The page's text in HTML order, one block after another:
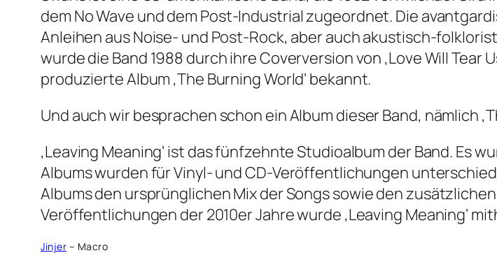
dem No Wave und dem Post-Industrial zugeordnet. Die
Anleihen aus Noise- und Post-Rock, aber auch akustisch-
wurde die Band 1988 durch ihre Coverversion von ‚Love Will Tear
produzierte Album ‚The Burning World‘ bekannt.
Und auch wir besprachen schon ein Album dieser Band, nämlich
‚Leaving Meaning‘ ist das fünfzehnte Studioalbum der Band. Es
Albums wurden für Vinyl- und CD-Veröffentlichungen
Albums den ursprünglichen Mix der Songs sowie den
Veröffentlichungen der 2010er Jahre wurde ‚Leaving Meaning‘
Jinjer – Macro